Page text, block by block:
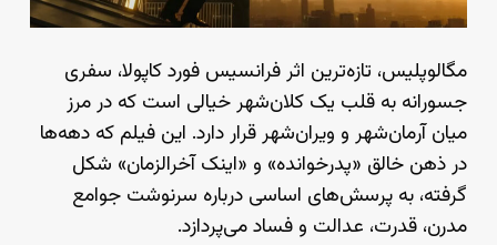
مگالوپلیس، تازه‌ترین اثر فرانسیس فورد کاپولا، سفری
جسورانه به قلب یک کلان‌شهر خیالی است که در مرز
میان آرمان‌شهر و ویران‌شهر قرار دارد. این فیلم که دهه‌ها
در ذهن خالق «پدرخوانده» و «اینک آخرالزمان» شکل
گرفته، به پرسش‌های اساسی درباره سرنوشت جوامع
مدرن، قدرت، عدالت و فساد می‌پردازد.